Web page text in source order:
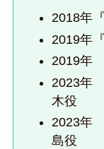
2018年
2019年
2019年
2023年
木役
2023年
島役